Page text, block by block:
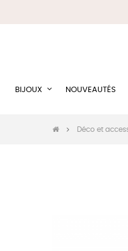
BIJOUX NOUVEAUTÉS
Déco et